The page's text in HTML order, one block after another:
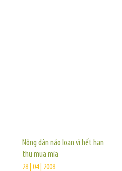
Nông dân náo loạn vì hết hạn
thu mua mía
28 | 04 | 2008